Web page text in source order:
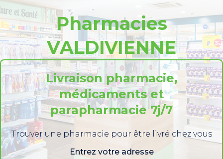
Pharmacies
VALDIVIENNE
Livraison pharmacie,
médicaments et
parapharmacie 7j/7
Trouver une pharmacie pour être livré chez vous
Entrez votre adresse